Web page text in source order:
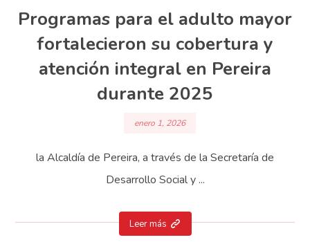
Programas para el adulto mayor
fortalecieron su cobertura y
atención integral en Pereira
durante 2025
enero 1, 2026
la Alcaldía de Pereira, a través de la Secretaría de
Desarrollo Social y ...
Leer más